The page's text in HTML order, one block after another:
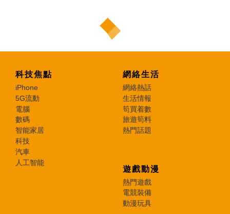
科技焦點
iPhone
5G流動
電腦
數碼
智能家居
科技
汽車
人工智能
網絡生活
網絡熱話
生活情報
筍買着數
旅遊筍料
熱門話題
遊戲動漫
熱門遊戲
電競裝備
動漫玩具